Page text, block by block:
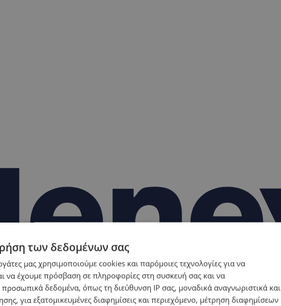
των δεδομένων σας
μας χρησιμοποιούμε cookies και παρόμοιες τεχνολογίες για να
να έχουμε πρόσβαση σε πληροφορίες στη συσκευή σας και να
προσωπικά δεδομένα, όπως τη διεύθυνση IP σας, μοναδικά αναγνωριστικά και
για εξατομικευμένες διαφημίσεις και περιεχόμενο, μέτρηση διαφημίσεων